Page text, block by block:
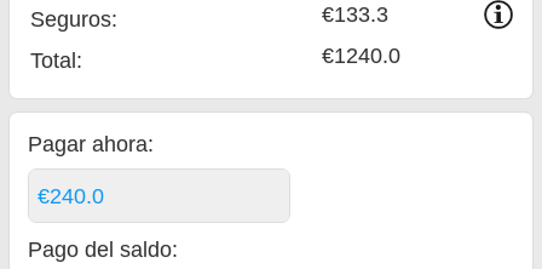
Seguros:
€133.3
Total: €1240.0
Pagar ahora:
€240.0
Pago del saldo: